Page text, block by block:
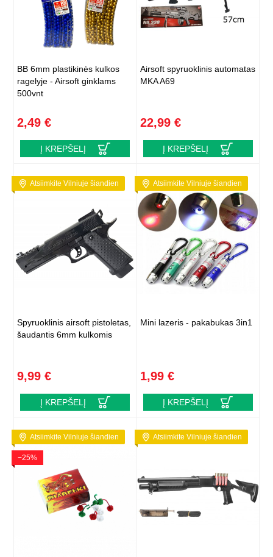
BB 6mm plastikinės kulkos
ragelyje - Airsoft ginklams
500vnt
2,49 €
Į KREPŠELĮ
Airsoft spyruoklinis automatas
MKA A69
22,99 €
Į KREPŠELĮ
Atsiimkite Vilniuje šiandien
Spyruoklinis airsoft pistoletas,
šaudantis 6mm kulkomis
9,99 €
Į KREPŠELĮ
Atsiimkite Vilniuje šiandien
Mini lazeris - pakabukas 3in1
1,99 €
Į KREPŠELĮ
Atsiimkite Vilniuje šiandien
−25%
Atsiimkite Vilniuje šiandien